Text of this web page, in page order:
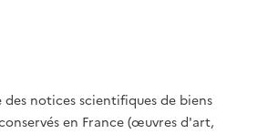
notices scientifiques de biens
en France (œuvres d'art,